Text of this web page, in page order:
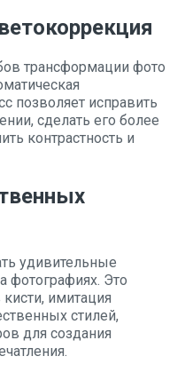
трансформации фото
позволяет исправить
сделать его более
контрастность и
удивительные
Это
имитация
стилей,
для создания